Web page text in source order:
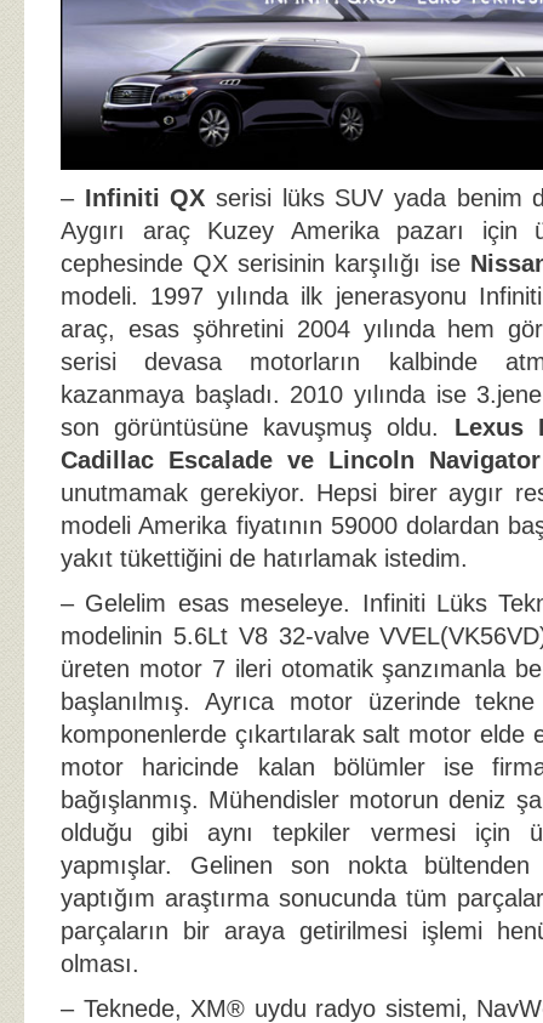
– Infiniti QX serisi lüks SUV yada benim
Aygırı araç Kuzey Amerika pazarı için
cephesinde QX serisinin karşılığı ise
modeli. 1997 yılında ilk jenerasyonu
araç, esas şöhretini 2004 yılında hem
serisi devasa motorların kalbinde
kazanmaya başladı. 2010 yılında ise
son görüntüsüne kavuşmuş oldu. Lexus
Cadillac Escalade ve Lincoln Navigator
unutmamak gerekiyor. Hepsi birer aygır
modeli Amerika fiyatının 59000 dolardan
yakıt tükettiğini de hatırlamak istedim.
– Gelelim esas meseleye. Infiniti Lüks
modelinin 5.6Lt V8 32-valve
üreten motor 7 ileri otomatik şanzımanla
başlanılmış. Ayrıca motor üzerinde
komponenlerde çıkartılarak salt motor elde
motor haricinde kalan bölümler ise
bağışlanmış. Mühendisler motorun deniz
olduğu gibi aynı tepkiler vermesi için
yapmışlar. Gelinen son nokta
yaptığım araştırma sonucunda tüm
parçaların bir araya getirilmesi işlemi
olması.
– Teknede, XM® uydu radyo sistemi,